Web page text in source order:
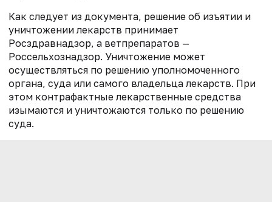
Как следует из документа, решение об изъятии и
уничтожении лекарств принимает
Росздравнадзор, а ветпрепаратов —
Россельхознадзор. Уничтожение может
осуществляться по решению уполномоченного
органа, суда или самого владельца лекарств. При
этом контрафактные лекарственные средства
изымаются и уничтожаются только по решению
суда.